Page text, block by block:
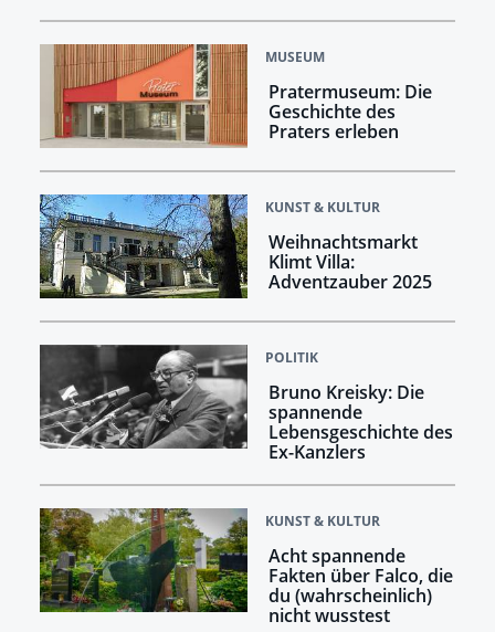
MUSEUM
Pratermuseum: Die
Geschichte des
Praters erleben
KUNST & KULTUR
Weihnachtsmarkt
Klimt Villa:
Adventzauber 2025
POLITIK
Bruno Kreisky: Die
spannende
Lebensgeschichte des
Ex-Kanzlers
KUNST & KULTUR
Acht spannende
Fakten über Falco, die
du (wahrscheinlich)
nicht wusstest